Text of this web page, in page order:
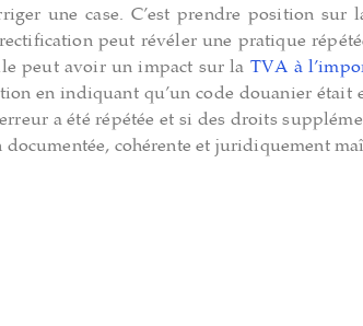
une case. C’est prendre position sur
peut révéler une pratique
peut avoir un impact sur la TVA à
en indiquant qu’un code douanier était
a été répétée et si des droits
cohérente et juridiquement